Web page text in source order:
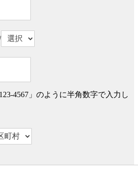
4567」のように半角数字で入力し